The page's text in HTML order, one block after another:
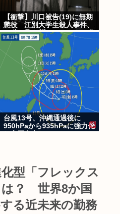
【衝撃】川口被告(19)に無期
懲役 江別大学生殺人事件、
19歳で取り返しのつかない代
償を背負うことに
台風13号、沖縄通過後に
950hPaから935hPaに強力化
型「フレックス
は？ 世界8か国
る近未来の勤務